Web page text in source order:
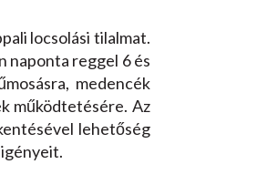
locsolási tilalmat.
naponta reggel 6 és
medencék
működtetésére. Az
lehetőség